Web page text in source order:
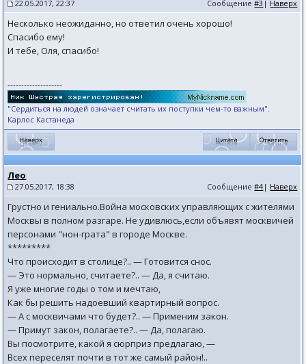
22.05.2017, 22:37 Сообщение#3 | Наверх
Несколько неожиданно, но ответил очень хорошо!
Спасибо ему!
И тебе, Оля, спасибо!
--------------------
"Сердиться на людей означает считать их поступки чем-то важным".
Карлос Кастанеда
Лео
27.05.2017, 18:38 Сообщение#4| Наверх
Грустно и гениально.Война московских управляющих с жителями
Москвы в полном разгаре. Не удивлюсь,если объявят москвичей
персонами "нон-грата" в городе Москве.
*********
Что происходит в столице?.. — Готовится снос.
— Это нормально, считаете?.. — Да, я считаю.
Я уже многие годы о том и мечтаю,
Как бы решить надоевший квартирный вопрос.
— А с москвичами что будет?.. — Применим закон.
— Примут закон, полагаете?.. — Да, полагаю.
Вы посмотрите, какой я сюрприз предлагаю, —
Всех переселят почти в тот же самый район!..